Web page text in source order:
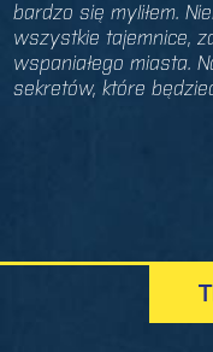
bardzo się myliłem.
wszystkie tajemnice,
wspaniałego miasta.
sekretów, które